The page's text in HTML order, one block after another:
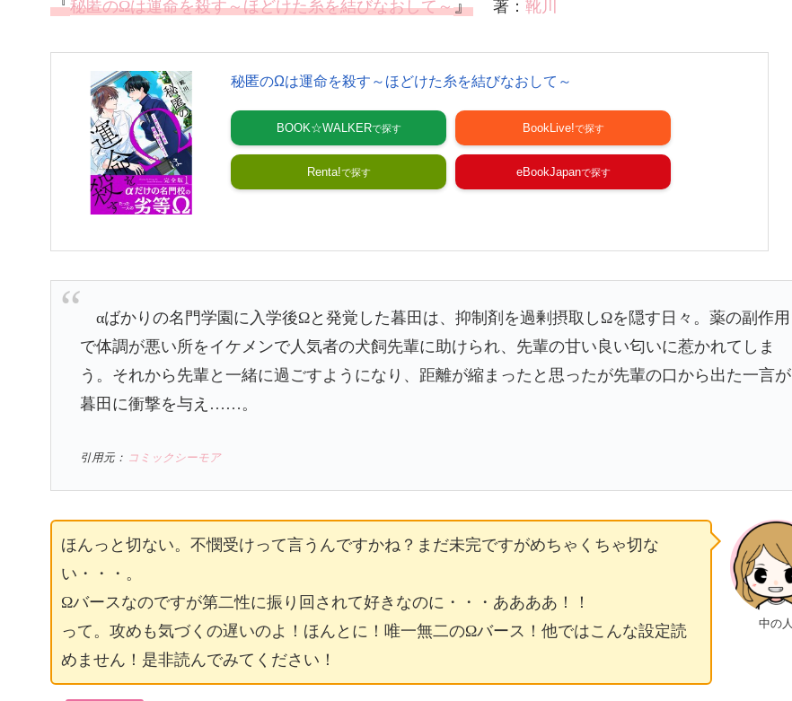
『秘匿のΩは運命を殺す～ほどけた糸を結びなおして～』 著： 靴川
秘匿のΩは運命を殺す～ほどけた糸を結びなおして～
BOOK☆WALKER BookLive!
Renta! eBookJapan
αばかりの名門学園に入学後Ωと発覚した暮田は、抑制剤を過剰摂取しΩを隠す日々。薬の副作用
で体調が悪い所をイケメンで人気者の犬飼先輩に助けられ、先輩の甘い良い匂いに惹かれてしま
う。それから先輩と一緒に過ごすようになり、距離が縮まったと思ったが先輩の口から出た一言が
暮田に衝撃を与え……。
引用元： コミックシーモア
中の人
ほんっと切ない。不憫受けって言うんですかね？まだ未完ですがめちゃくちゃ切な
い・・・。
Ωバースなのですが第二性に振り回されて好きなのに・・・ああああ！！
って。攻めも気づくの遅いのよ！ほんとに！唯一無二のΩバース！他ではこんな設定読
めません！是非読んでみてください！